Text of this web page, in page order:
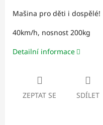
Mašina pro děti i dospělé!
40km/h, nosnost 200kg
Detailní informace
ZEPTAT SE SDÍLET